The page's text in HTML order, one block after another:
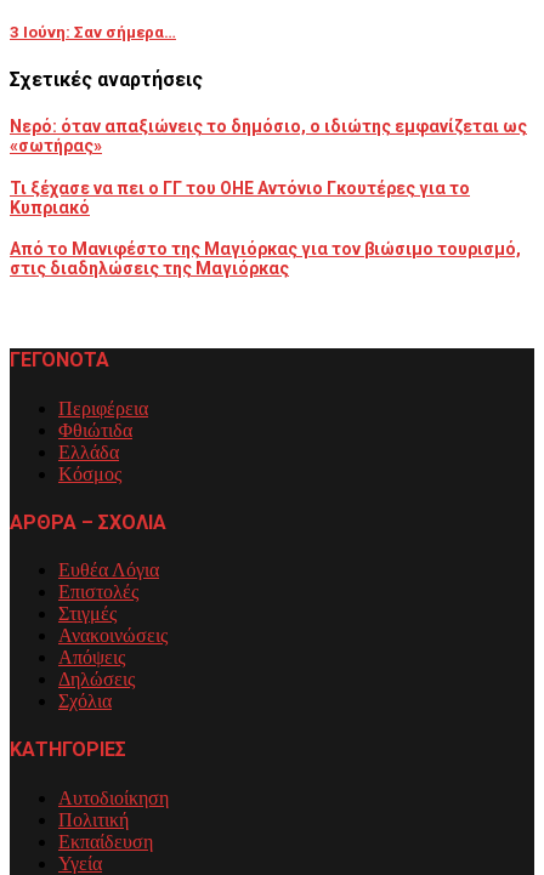
3 Ιούνη: Σαν σήμερα…
Σχετικές αναρτήσεις
Νερό: όταν απαξιώνεις το δημόσιο, ο ιδιώτης εμφανίζεται ως
«σωτήρας»
Τι ξέχασε να πει ο ΓΓ του ΟΗΕ Αντόνιο Γκουτέρες για το
Κυπριακό
Από το Μανιφέστο της Μαγιόρκας για τον βιώσιμο τουρισμό,
στις διαδηλώσεις της Μαγιόρκας
ΓΕΓΟΝΟΤΑ
Περιφέρεια
Φθιώτιδα
Ελλάδα
Κόσμος
ΑΡΘΡΑ – ΣΧΟΛΙΑ
Ευθέα Λόγια
Επιστολές
Στιγμές
Ανακοινώσεις
Απόψεις
Δηλώσεις
Σχόλια
ΚΑΤΗΓΟΡΙΕΣ
Αυτοδιοίκηση
Πολιτική
Εκπαίδευση
Υγεία